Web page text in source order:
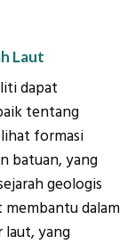
Laut
dapat
tentang
formasi
batuan, yang
geologis
membantu dalam
laut, yang